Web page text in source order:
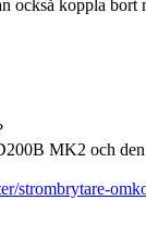
också koppla
MK2 och
strombrytare-